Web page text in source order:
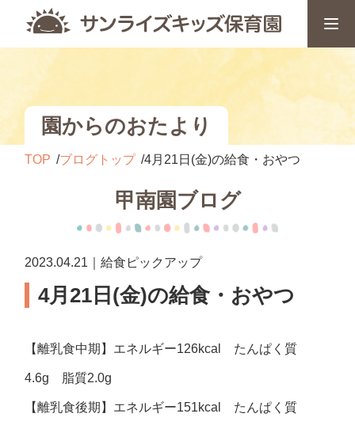
園からのおたより
TOP ブログトップ 4月21日(金)の給食・おやつ
甲南園ブログ
2023.04.21｜給食ピックアップ
4月21日(金)の給食・おやつ
【離乳食中期】エネルギー126kcal たんぱく質
4.6g 脂質2.0g
【離乳食後期】エネルギー151kcal たんぱく質